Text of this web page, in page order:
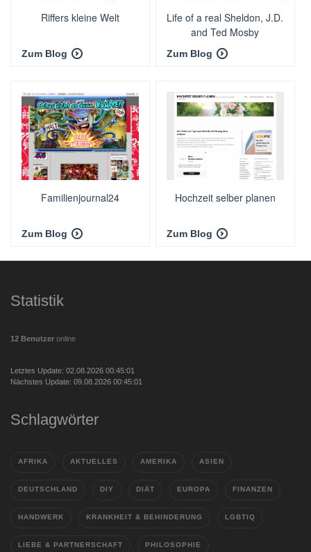
Riffers kleine Welt
Zum Blog
Life of a real Sheldon, J.D.
and Ted Mosby
Zum Blog
Familienjournal24
Zum Blog
Hochzeit selber planen
Zum Blog
Statistik
12 Benutzer online
Letztes Update: 02.08.2026 00:45:01
Nächstes Update: 09.08.2026 00:45:01
Schlagwörter
AFRIKA AKTUELLES AMERIKA ASIEN
DEUTSCHLAND DIY DIÄT EUROPA FINANZEN
HANDWERK KRANKHEIT & BEHINDERUNG LGBTIQ
LIEBE & PARTNERSCHAFT PHILOSOPHIE